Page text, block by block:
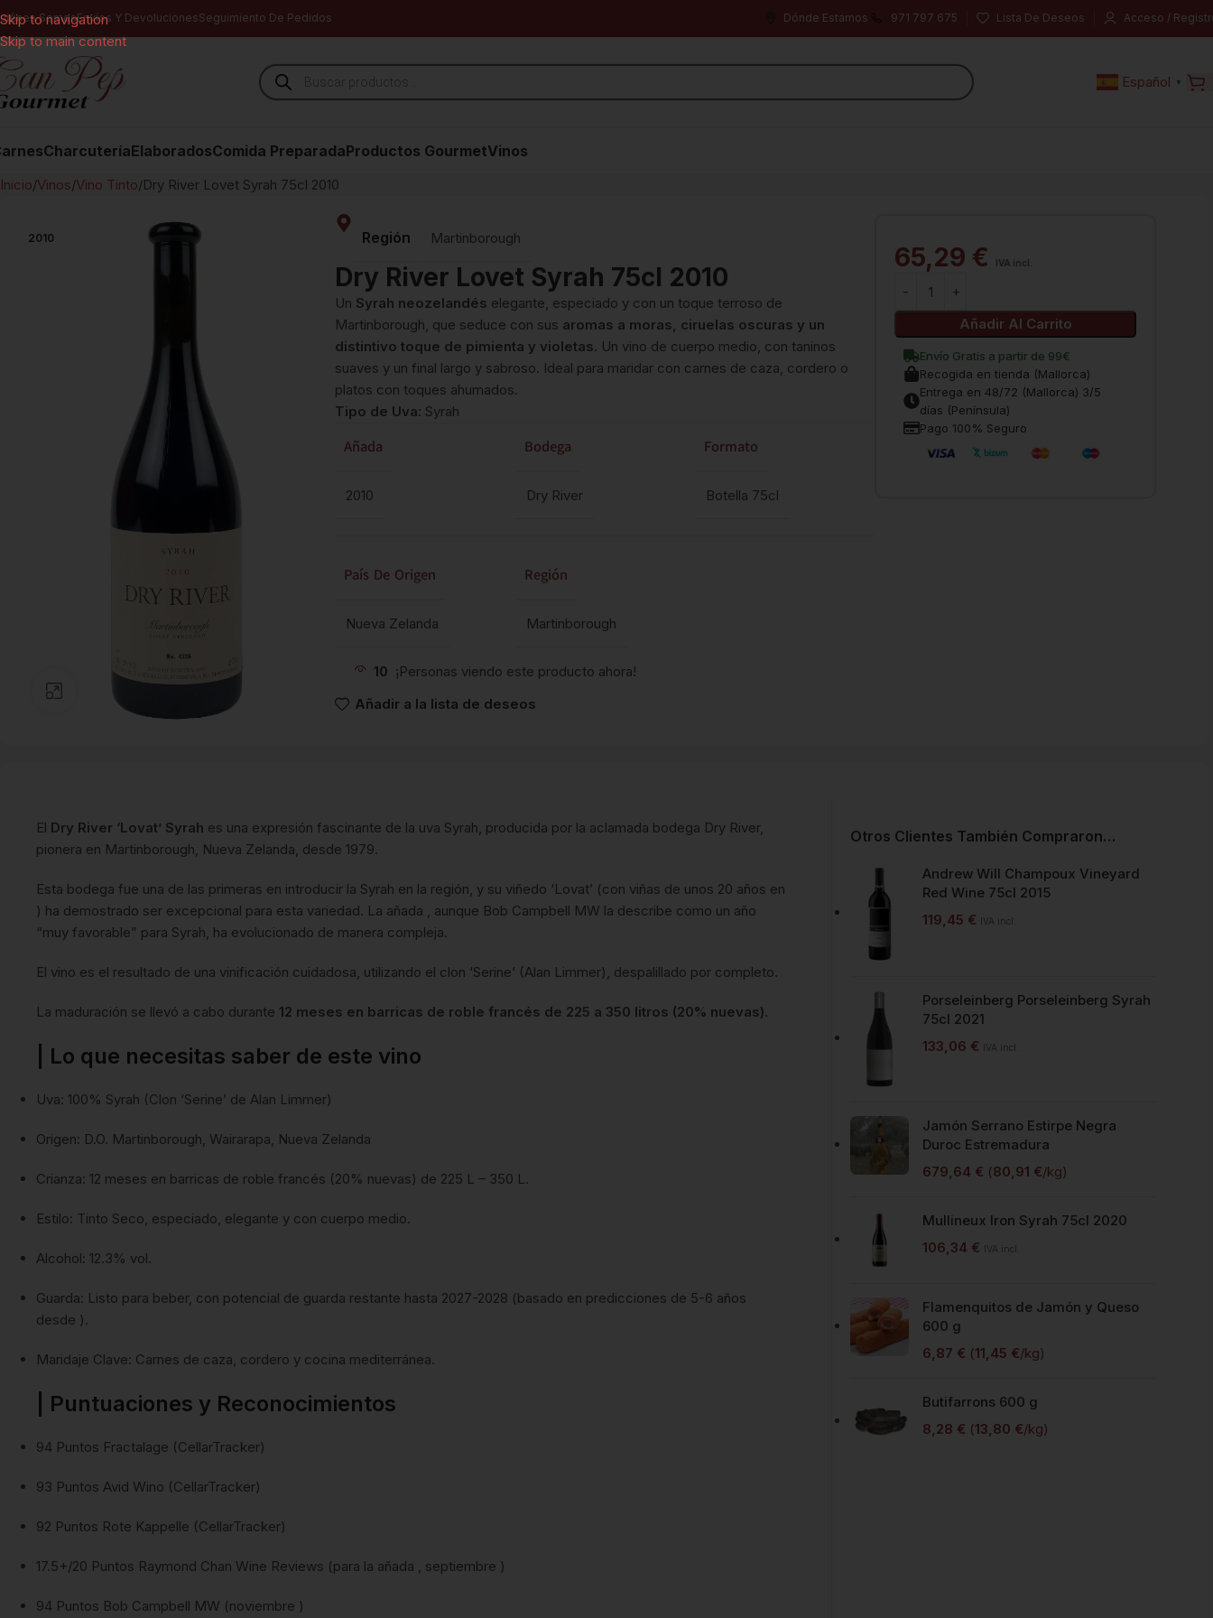
Skip to navigation
Skip to main content
SomosEnvíos Y DevolucionesSeguimiento De Pedidos Dónde Estamos 971 797 675 Lista De Deseos Acceso /
Español ▼
CharcuteríaElaboradosComida PreparadaProductos GourmetVinos
Inicio Vinos Vino Tinto Dry River Lovet Syrah 75cl 2010
2010 Región Martinborough
Dry River Lovet Syrah 75cl 2010
Un Syrah neozelandés elegante, especiado y con un toque terroso de
Martinborough, que seduce con sus aromas a moras, ciruelas oscuras y un
distintivo toque de pimienta y violetas. Un vino de cuerpo medio, con taninos
suaves y un final largo y sabroso. Ideal para maridar con carnes de caza, cordero o
platos con toques ahumados.
Tipo de Uva: Syrah
Añada
2010
Bodega
Dry River
Formato
Botella 75cl
País De Origen
Nueva Zelanda
Región
Martinborough
10 ¡Personas viendo este producto ahora!
Añadir a la lista de deseos
65,29 € IVA incl.
Añadir Al Carrito
Envío Gratis a partir de 99€
Recogida en tienda (Mallorca)
Entrega en 48/72 (Mallorca) 3/5
días (Península)
Pago 100% Seguro
El Dry River ‘Lovat’ Syrah es una expresión fascinante de la uva Syrah, producida por la aclamada bodega Dry River,
pionera en Martinborough, Nueva Zelanda, desde 1979.
Esta bodega fue una de las primeras en introducir la Syrah en la región, y su viñedo ‘Lovat’ (con viñas de unos 20 años en
) ha demostrado ser excepcional para esta variedad. La añada , aunque Bob Campbell MW la describe como un año
“muy favorable” para Syrah, ha evolucionado de manera compleja.
El vino es el resultado de una vinificación cuidadosa, utilizando el clon ‘Serine’ (Alan Limmer), despalillado por completo.
La maduración se llevó a cabo durante 12 meses en barricas de roble francés de 225 a 350 litros (20% nuevas).
| Lo que necesitas saber de este vino
Uva: 100% Syrah (Clon ‘Serine’ de Alan Limmer)
Origen: D.O. Martinborough, Wairarapa, Nueva Zelanda
Crianza: 12 meses en barricas de roble francés (20% nuevas) de 225 L – 350 L.
Estilo: Tinto Seco, especiado, elegante y con cuerpo medio.
Alcohol: 12.3% vol.
Guarda: Listo para beber, con potencial de guarda restante hasta 2027-2028 (basado en predicciones de 5-6 años
desde ).
Maridaje Clave: Carnes de caza, cordero y cocina mediterránea.
| Puntuaciones y Reconocimientos
94 Puntos Fractalage (CellarTracker)
93 Puntos Avid Wino (CellarTracker)
92 Puntos Rote Kappelle (CellarTracker)
17.5+/20 Puntos Raymond Chan Wine Reviews (para la añada , septiembre )
94 Puntos Bob Campbell MW (noviembre )
Otros Clientes También Compraron…
Andrew Will Champoux Vineyard
Red Wine 75cl 2015
119,45 € IVA incl.
Porseleinberg Porseleinberg Syrah
75cl 2021
133,06 € IVA incl.
Jamón Serrano Estirpe Negra
Duroc Estremadura
679,64 € (80,91 €/kg)
Mullineux Iron Syrah 75cl 2020
106,34 € IVA incl.
Flamenquitos de Jamón y Queso
600 g
6,87 € (11,45 €/kg)
Butifarrons 600 g
8,28 € (13,80 €/kg)